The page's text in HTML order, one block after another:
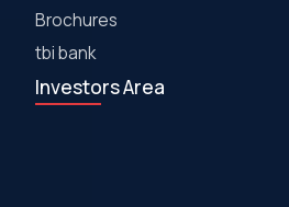
Brochures
tbi bank
Investors Area